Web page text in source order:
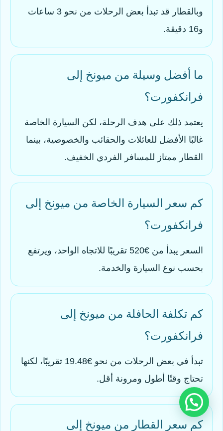
وبالقطار قد تبدأ بعض الرحلات من نحو 3 ساعات
و16 دقيقة.
ما أفضل وسيلة من ميونخ إلى
فرانكفورت؟
يعتمد ذلك على هدف الرحلة، لكن السيارة الخاصة
غالبًا الأفضل للعائلات والحقائب والخصوصية، بينما
القطار ممتاز للمسافر الفردي الخفيف.
كم سعر السيارة الخاصة من ميونخ إلى
فرانكفورت؟
السعر يبدأ من €520 تقريبًا للاتجاه الواحد، ويرتفع
بحسب نوع السيارة والخدمة.
كم تكلفة الحافلة من ميونخ إلى
فرانكفورت؟
تبدأ في بعض الرحلات من نحو €19.48 تقريبًا، لكنها
تحتاج وقتًا أطول ومرونة أقل.
كم سعر القطار من ميونخ إلى